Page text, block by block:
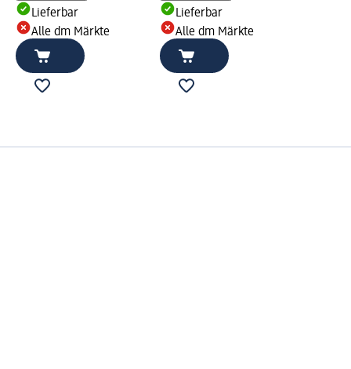
Lieferbar
Alle dm Märkte
Lieferbar
Alle dm Märkte